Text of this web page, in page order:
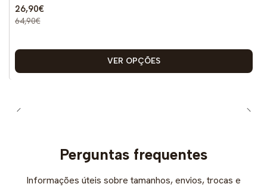
26,90€
64,90€
VER OPÇÕES
Perguntas frequentes
Informações úteis sobre tamanhos, envios, trocas e